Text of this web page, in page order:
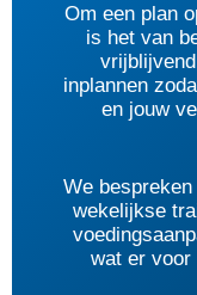
Om een plan
is het van
inplannen
en jouw
We
wekelijkse
wat er voor